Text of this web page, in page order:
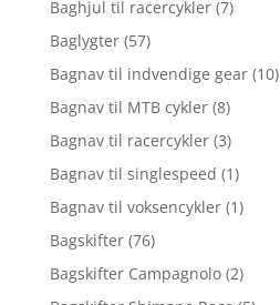
Baghjul til racercykler (7)
Baglygter (57)
Bagnav til indvendige gear (10)
Bagnav til MTB cykler (8)
Bagnav til racercykler (3)
Bagnav til singlespeed (1)
Bagnav til voksencykler (1)
Bagskifter (76)
Bagskifter Campagnolo (2)